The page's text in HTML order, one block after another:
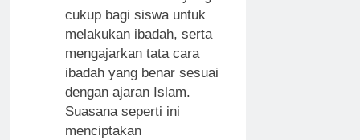
cukup bagi siswa untuk
melakukan ibadah, serta
mengajarkan tata cara
ibadah yang benar sesuai
dengan ajaran Islam.
Suasana seperti ini
menciptakan